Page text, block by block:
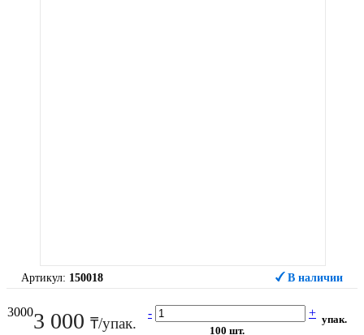
Артикул: 150018 В наличии
30003 000 ₸/упак.
- +
100 шт.
упак.